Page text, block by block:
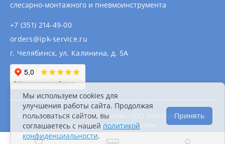
слесарно-монтажного и пневмоинструмента
+7 (351) 214-49-00
orders@ipk-service.ru
г. Челябинск, ул. Калинина, д. 5А
© 2007 - 2026 Все права защищены. ООО «Инструментально-
Подшипниковая компания».
Информация на сайте не является публичной
Мы используем cookies для
улучшения работы сайта. Продолжая
пользоваться сайтом, вы
соглашаетесь с нашей политикой
конфиденциальности.
Принять